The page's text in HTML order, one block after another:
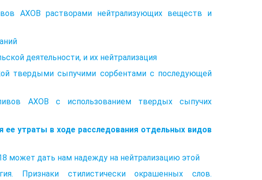
АХОВ растворами нейтрализующих веществ и
деятельности, и их нейтрализация
твердыми сыпучими сорбентами с последующей
АХОВ с использованием твердых сыпучих
утраты в ходе расследования отдельных видов
может дать нам надежду на нейтрализацию этой
Признаки стилистически окрашенных слов.